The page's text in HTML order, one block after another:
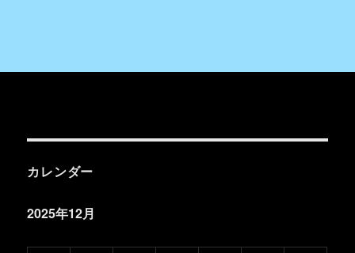
カレンダー
2025年12月